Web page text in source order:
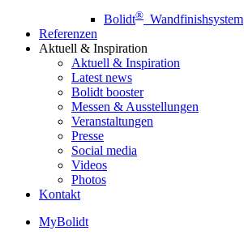
Bolidt® Wandfinishsystem
Referenzen
Aktuell & Inspiration
Aktuell & Inspiration
Latest news
Bolidt booster
Messen & Ausstellungen
Veranstaltungen
Presse
Social media
Videos
Photos
Kontakt
MyBolidt